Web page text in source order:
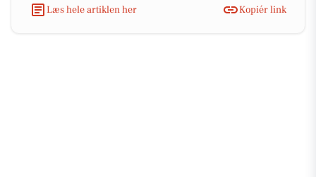
Læs hele artiklen her Kopiér link